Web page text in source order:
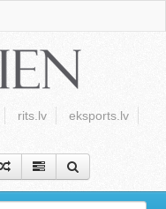
rits.lv
eksports.lv